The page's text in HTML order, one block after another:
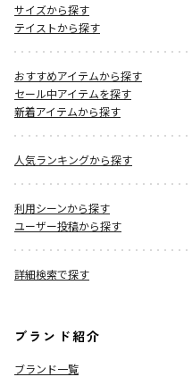
サイズから探す
テイストから探す
おすすめアイテムから探す
セール中アイテムを探す
新着アイテムから探す
人気ランキングから探す
利用シーンから探す
ユーザー投稿から探す
詳細検索で探す
ブランド紹介
ブランド一覧